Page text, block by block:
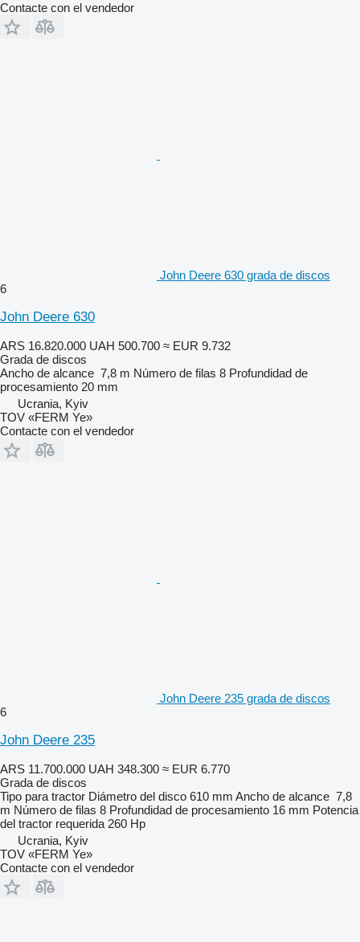
Contacte con el vendedor
John Deere 630 grada de discos
6
John Deere 630
ARS 16.820.000 UAH 500.700 ≈ EUR 9.732
Grada de discos
Ancho de alcance 7,8 m Número de filas 8 Profundidad de
procesamiento 20 mm
Ucrania, Kyiv
TOV «FERM Ye»
Contacte con el vendedor
John Deere 235 grada de discos
6
John Deere 235
ARS 11.700.000 UAH 348.300 ≈ EUR 6.770
Grada de discos
Tipo para tractor Diámetro del disco 610 mm Ancho de alcance 7,8
m Número de filas 8 Profundidad de procesamiento 16 mm Potencia
del tractor requerida 260 Hp
Ucrania, Kyiv
TOV «FERM Ye»
Contacte con el vendedor